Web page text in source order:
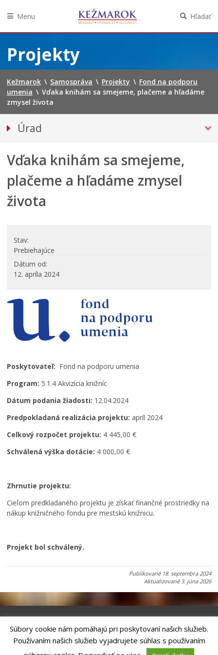
obsah
Menu Hľadať
Projekty
Kežmarok \ Samospráva \ Projekty \ Fond na podporu
umenia \ Vďaka knihám sa smejeme, plačeme a hľadáme
zmysel života
Úrad
Prednosta
Sekcie úradu
Životné situácie
Projekty mesta
Interreg V-A Poľsko – Slovensko 2014-2020
Integrovaný regionálny operačný program 2014 – 2020
Operačný program ľudské zdroje
Prešovský samosprávny kraj – dotácie
Operačný program integrovaná infraštruktúra 2014-
2020
Program Slovensko 2021 – 2027
Fond na podporu umenia
Oznamovanie podozrení z podvodov
Zamestnanie v samospráve
Vďaka knihám sa smejeme,
plačeme a hľadáme zmysel
života
Stav
Prebiehajúce
Dátum od
12. apríla 2024
Poskytovateľ: Fond na podporu umenia
Program: 5.1.4 Akvizícia knižníc
Dátum podania žiadosti: 12.04.2024
Predpokladaná realizácia projektu: apríl 2024
Celkový rozpočet projektu: 4 445,00 €
Schválená výška dotácie: 4 000,00 €
Zhrnutie projektu:
Cieľom predkladaného projektu je získať finančné prostriedky na
nákup knižničného fondu pre mestskú knižnicu.
Projekt bol schválený.
Publikované 18. septembra 2024
Aktualizované 3. júna 2026
Riešenie ANTIK SMART CITY
| Technický prevádzkovateľ – MVI
Technology, s.r.o.
Správca webového sídla: Mesto Kežmarok, Hlavné námestie, 060 01
Súbory cookie nám pomáhajú pri poskytovaní našich služieb.
Používaním našich služieb vyjadrujete súhlas s používaním